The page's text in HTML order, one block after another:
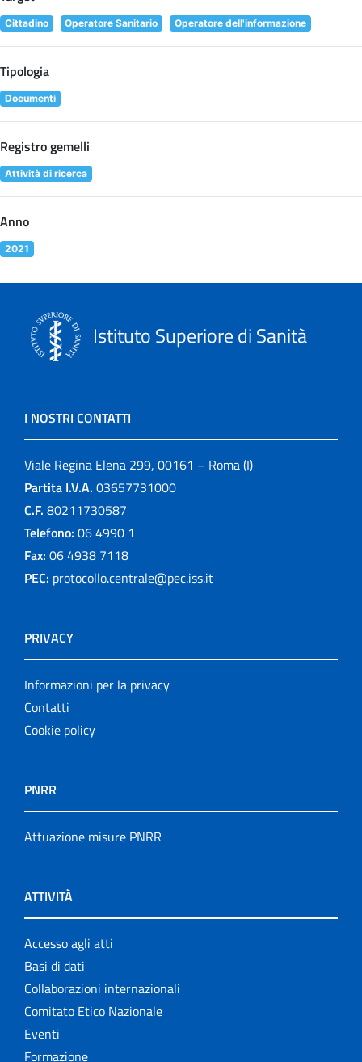
Cittadino Operatore Sanitario Operatore dell'informazione
Tipologia
Documenti
Registro gemelli
Attività di ricerca
Anno
2021
Istituto Superiore di Sanità
I NOSTRI CONTATTI
Viale Regina Elena 299, 00161 – Roma (I)
Partita I.V.A. 03657731000
C.F. 80211730587
Telefono: 06 4990 1
Fax: 06 4938 7118
PEC: protocollo.centrale@pec.iss.it
PRIVACY
Informazioni per la privacy
Contatti
Cookie policy
PNRR
Attuazione misure PNRR
ATTIVITÀ
Accesso agli atti
Basi di dati
Collaborazioni internazionali
Comitato Etico Nazionale
Eventi
Formazione